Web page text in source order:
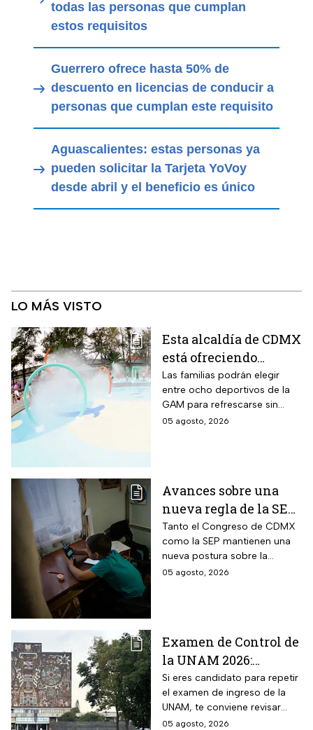
todas las personas que cumplan
estos requisitos
Guerrero ofrece hasta 50% de
descuento en licencias de conducir a
personas que cumplan este requisito
Aguascalientes: estas personas ya
pueden solicitar la Tarjeta YoVoy
desde abril y el beneficio es único
LO MÁS VISTO
Esta alcaldía de CDMX
está ofreciendo
albercas gratis
durante agosto de
2026: los únicos
requisitos que debes
Las familias podrán elegir
entre ocho deportivos de la
GAM para refrescarse sin
pagar entrada durante las
05 agosto, 2026
Avances sobre una
nueva regla de la SEP
sobre el uso de
celulares en la
escuelas
Tanto el Congreso de CDMX
como la SEP mantienen una
nueva postura sobre la
regulación de celulares en las
05 agosto, 2026
Examen de Control de
la UNAM 2026:
¿Cuántos aciertos
piden en las carreras
más solicitadas?
Si eres candidato para repetir
el examen de ingreso de la
UNAM, te conviene revisar
cuántos aciertos deberás de
05 agosto, 2026